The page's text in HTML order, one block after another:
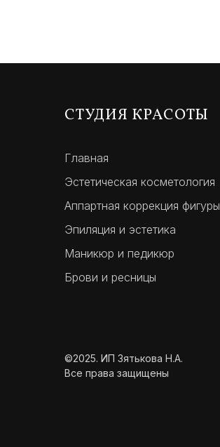
СТУДИЯ КРАСОТЫ
Главная
Эстетическая косметология
Аппартная коррекция фигуры
Эпиляция и эстетика
Маникюр и педикюр
Брови и ресницы
©2025. ИП Зятькова Н.А.
Все права защищены